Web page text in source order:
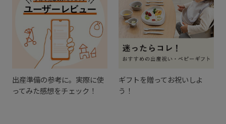
出産準備の参考に。実際に使
ってみた感想をチェック！
ギフトを贈ってお祝いしよ
う！